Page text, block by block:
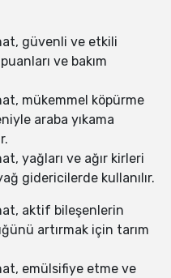
güvenli ve etkili
ve bakım
mükemmel köpürme
araba yıkama
yağları ve ağır kirleri
gidericilerde kullanılır.
aktif bileşenlerin
artırmak için tarım
emülsifiye etme ve